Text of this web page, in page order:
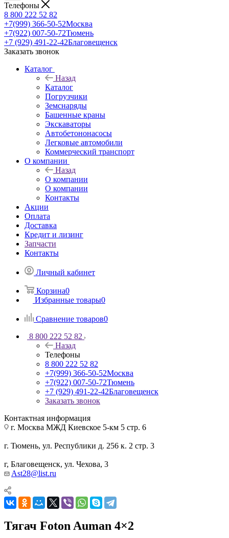
Телефоны
8 800 222 52 82
+7(999) 366-50-52Москва
+7(922) 007-50-72Тюмень
+7 (929) 491-22-42Благовещенск
Заказать звонок
Каталог
Назад
Каталог
Погрузчики
Земснаряды
Башенные краны
Экскаваторы
Автобетононасосы
Легковые автомобили
Коммерческий транспорт
О компании
Назад
О компании
О компании
Контакты
Акции
Оплата
Доставка
Кредит и лизинг
Запчасти
Контакты
Личный кабинет
Корзина0
Избранные товары0
Сравнение товаров0
8 800 222 52 82
Назад
Телефоны
8 800 222 52 82
+7(999) 366-50-52Москва
+7(922) 007-50-72Тюмень
+7 (929) 491-22-42Благовещенск
Заказать звонок
Контактная информация
г. Москва МЖД Киевское 5-км 5 стр. 6
г. Тюмень, ул. Республики д. 256 к. 2 стр. 3
г, Благовещенск, ул. Чехова, 3
Ast28@list.ru
Тягач Foton Auman 4×2